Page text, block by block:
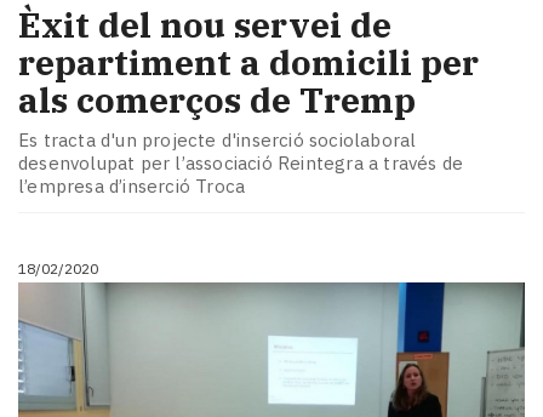
Èxit del nou servei de
repartiment a domicili per
als comerços de Tremp
Es tracta d'un projecte d'inserció sociolaboral
desenvolupat per l’associació Reintegra a través de
l’empresa d’inserció Troca
18/02/2020